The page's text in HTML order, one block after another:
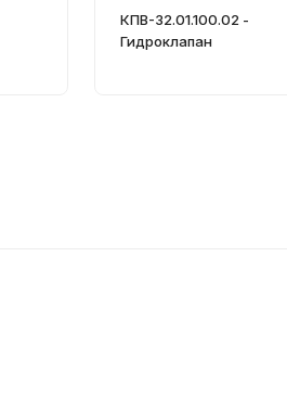
КПВ-32.01.100.02 -
Гидроклапан